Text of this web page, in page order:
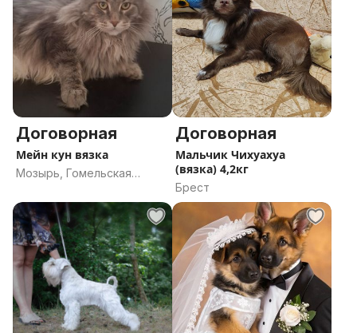
Договорная
Мейн кун вязка
Мозырь, Гомельская
Договорная
Мальчик Чихуахуа
(вязка) 4,2кг
Брест